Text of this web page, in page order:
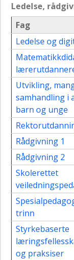
Ledelse,
Fag
Ledelse og
Utvikling,
samhandling i
barn og unge
Rådgivning 1
Rådgivning 2
Skolerettet
trinn
Styrkebaserte
og praksiser